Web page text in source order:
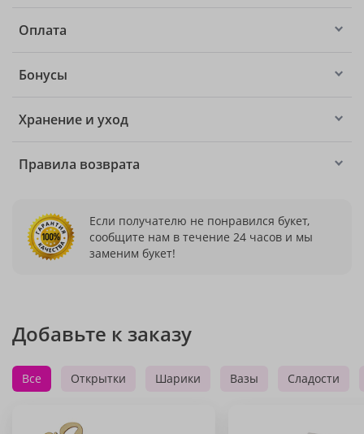
Оплата
Бонусы
Хранение и уход
Правила возврата
Если получателю не понравился букет,
сообщите нам в течение 24 часов и мы
заменим букет!
Добавьте к заказу
Все Открытки Шарики Вазы Сладости